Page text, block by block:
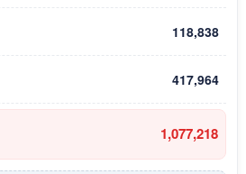
118,838
417,964
1,077,218